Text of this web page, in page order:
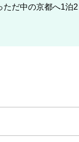
ただ中の京都へ1泊2